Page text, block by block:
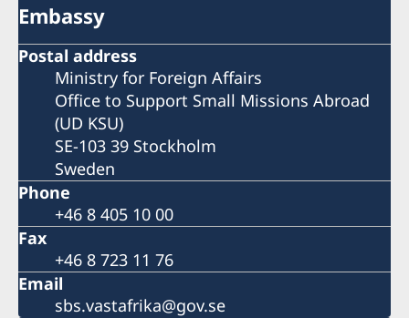
Embassy
Postal address
Ministry for Foreign Affairs
Office to Support Small Missions Abroad
(UD KSU)
SE-103 39 Stockholm
Sweden
Phone
+46 8 405 10 00
Fax
+46 8 723 11 76
Email
sbs.vastafrika@gov.se